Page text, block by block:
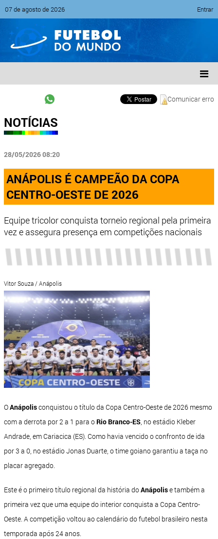
07 de agosto de 2026 Entrar
Comunicar erro
NOTÍCIAS
28/05/2026 08:20
ANÁPOLIS É CAMPEÃO DA COPA
CENTRO-OESTE DE 2026
Equipe tricolor conquista torneio regional pela primeira
vez e assegura presença em competições nacionais
Vitor Souza / Anápolis
OAnápolisconquistou o título da Copa Centro-Oeste de 2026 mesmo
com a derrota por 2 a 1 para o Rio Branco-ES, no estádio Kleber
Andrade, em Cariacica (ES). Como havia vencido o confronto de ida
por 3 a 0, no estádio Jonas Duarte, o time goiano garantiu a taça no
placar agregado.
Este é o primeiro título regional da história doAnápolise também a
primeira vez que uma equipe do interior conquista a Copa Centro-
Oeste. A competição voltou ao calendário do futebol brasileiro nesta
temporada após 24 anos.